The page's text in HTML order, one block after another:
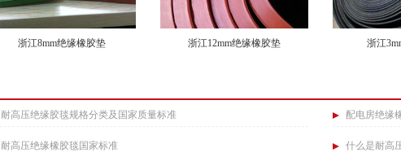
浙江8mm绝缘橡胶垫 浙江12mm绝缘橡胶垫 浙江
耐高压绝缘胶毯规格分类及国家质量标准​ 配电房绝缘
耐高压绝缘橡胶毯国家标准 什么是耐高